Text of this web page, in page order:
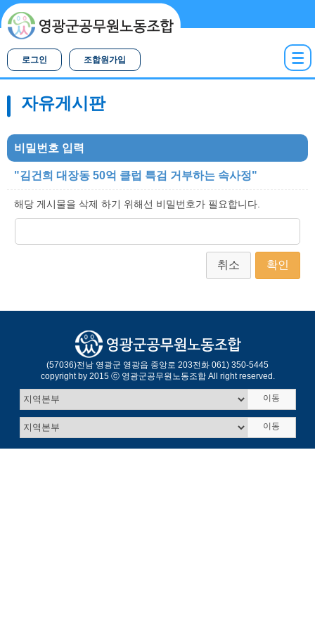
로그인 조합원가입
자유게시판
비밀번호 입력
"김건희 대장동 50억 클럽 특검 거부하는 속사정"
해당 게시물을 삭제 하기 위해선 비밀번호가 필요합니다.
취소 확인
(57036)전남 영광군 영광읍 중앙로 203전화 061) 350-5445
copyright by 2015 ⓒ 영광군공무원노동조합 All right reserved.
이동
이동